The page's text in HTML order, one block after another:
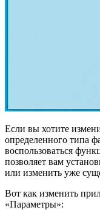
Если вы хотите
определенного типа
воспользоваться
позволяет вам
или изменить уже
Вот как изменить
«Параметры»: